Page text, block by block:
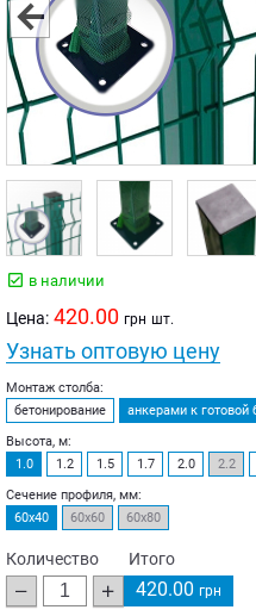
в наличии
Цена: 420.00 грн шт.
Узнать оптовую цену
Монтаж столба:
бетонирование
анкерами к готовой
Высота, м:
1.0
1.2 1.5 1.7 2.0 2.2
Сечение профиля, мм:
60х40
60х60 60х80
Количество Итого
420.00 грн